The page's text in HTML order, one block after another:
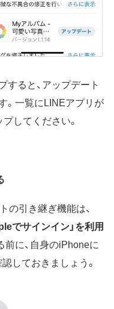
ると、アップデート
。一覧にLINEアプリが
してください。
の引き継ぎ機能は、
でサインイン」を利用
に、自身のiPhoneに
しておきましょう。